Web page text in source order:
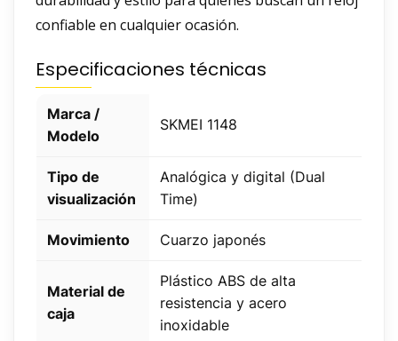
confiable en cualquier ocasión.
Especificaciones técnicas
Marca /
Modelo
SKMEI 1148
Tipo de
visualización
Analógica y digital (Dual
Time)
Movimiento Cuarzo japonés
Material de
caja
Plástico ABS de alta
resistencia y acero
inoxidable